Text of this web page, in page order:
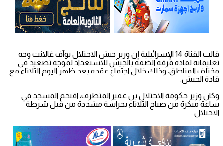
قالت القناة 14 الإسرائيلية إن وزير جيش الاحتلال يوآف غالانت وجه
تعليماته لقادة فرقة الضفة بالجيش للاستعداد لموجة تصعيد في
مختلف المناطق، وذلك خلال اجتماع عقده بعد ظهر اليوم الثلاثاء مع
قادة الجيش.
وكان وزير حكومة الاحتلال بن غفير المتطرف، اقتحم المسجد في
ساعة مبكرة من صباح الثلاثاء بحراسة مشددة من قبل شرطة
الاحتلال .